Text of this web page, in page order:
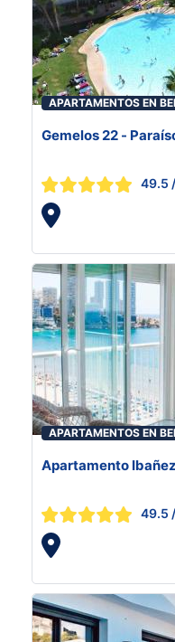
APARTAMENTOS EN
Gemelos 22 -
49.5
APARTAMENTOS EN
Apartamento Ibañez
49.5